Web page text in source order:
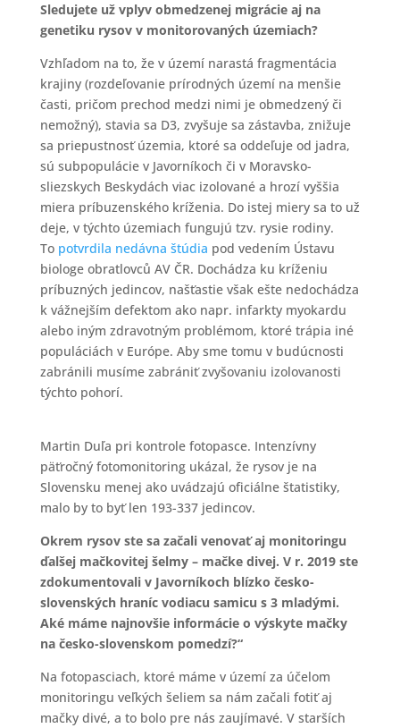
Sledujete už vplyv obmedzenej migrácie aj na
genetiku rysov v monitorovaných územiach?
Vzhľadom na to, že v území narastá fragmentácia
krajiny (rozdeľovanie prírodných území na menšie
časti, pričom prechod medzi nimi je obmedzený či
nemožný), stavia sa D3, zvyšuje sa zástavba, znižuje
sa priepustnosť územia, ktoré sa oddeľuje od jadra,
sú subpopulácie v Javorníkoch či v Moravsko-
sliezskych Beskydách viac izolované a hrozí vyššia
miera príbuzenského kríženia. Do istej miery sa to už
deje, v týchto územiach fungujú tzv. rysie rodiny.
To potvrdila nedávna štúdia pod vedením Ústavu
biologe obratlovců AV ČR. Dochádza ku kríženiu
príbuzných jedincov, našťastie však ešte nedochádza
k vážnejším defektom ako napr. infarkty myokardu
alebo iným zdravotným problémom, ktoré trápia iné
populáciách v Európe. Aby sme tomu v budúcnosti
zabránili musíme zabrániť zvyšovaniu izolovanosti
týchto pohorí.
Martin Duľa pri kontrole fotopasce. Intenzívny
päťročný fotomonitoring ukázal, že rysov je na
Slovensku menej ako uvádzajú oficiálne štatistiky,
malo by to byť len 193-337 jedincov.
Okrem rysov ste sa začali venovať aj monitoringu
ďalšej mačkovitej šelmy – mačke divej. V r. 2019 ste
zdokumentovali v Javorníkoch blízko česko-
slovenských hraníc vodiacu samicu s 3 mladými.
Aké máme najnovšie informácie o výskyte mačky
na česko-slovenskom pomedzí?“
Na fotopasciach, ktoré máme v území za účelom
monitoringu veľkých šeliem sa nám začali fotiť aj
mačky divé, a to bolo pre nás zaujímavé. V starších